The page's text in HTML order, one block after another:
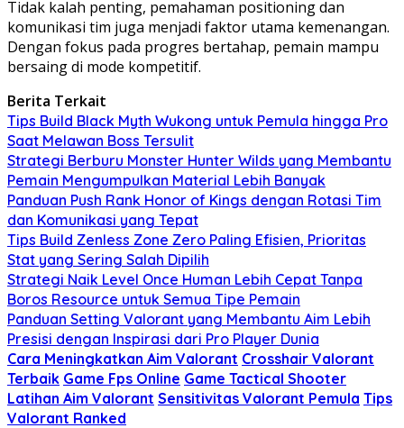
Tidak kalah penting, pemahaman positioning dan
komunikasi tim juga menjadi faktor utama kemenangan.
Dengan fokus pada progres bertahap, pemain mampu
bersaing di mode kompetitif.
Berita Terkait
Tips Build Black Myth Wukong untuk Pemula hingga Pro
Saat Melawan Boss Tersulit
Strategi Berburu Monster Hunter Wilds yang Membantu
Pemain Mengumpulkan Material Lebih Banyak
Panduan Push Rank Honor of Kings dengan Rotasi Tim
dan Komunikasi yang Tepat
Tips Build Zenless Zone Zero Paling Efisien, Prioritas
Stat yang Sering Salah Dipilih
Strategi Naik Level Once Human Lebih Cepat Tanpa
Boros Resource untuk Semua Tipe Pemain
Panduan Setting Valorant yang Membantu Aim Lebih
Presisi dengan Inspirasi dari Pro Player Dunia
Cara Meningkatkan Aim Valorant Crosshair Valorant
Terbaik Game Fps Online Game Tactical Shooter
Latihan Aim Valorant Sensitivitas Valorant Pemula Tips
Valorant Ranked